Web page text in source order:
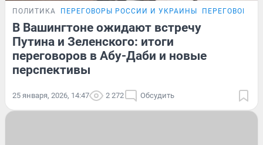
ПОЛИТИКА ПЕРЕГОВОРЫ РОССИИ И УКРАИНЫ ПЕРЕГОВОРЫ
В Вашингтоне ожидают встречу
Путина и Зеленского: итоги
переговоров в Абу-Даби и новые
перспективы
25 января, 2026, 14:47 2 272 Обсудить